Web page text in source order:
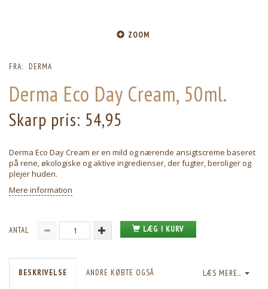
ZOOM
FRA: DERMA
Derma Eco Day Cream, 50ml.
Skarp pris: 54,95
Derma Eco Day Cream er en mild og nærende ansigtscreme baseret
på rene, økologiske og aktive ingredienser, der fugter, beroliger og
plejer huden.
Mere information
ANTAL LÆG I KURV
LÆS MERE...
BESKRIVELSE ANDRE KØBTE OGSÅ